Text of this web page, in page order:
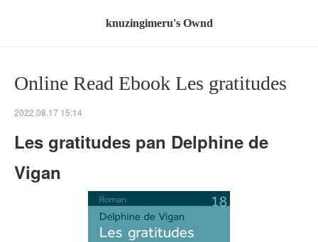
knuzingimeru's Ownd
Online Read Ebook Les gratitudes
2022.08.17 15:14
Les gratitudes pan Delphine de
Vigan